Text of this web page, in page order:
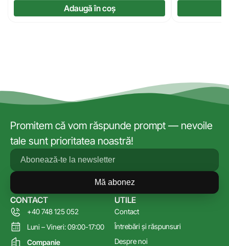
Adaugă în coș
Promitem că vom răspunde prompt — nevoile
tale sunt prioritatea noastră!
Mă abonez
UTILE
Contact
Întrebări și răspunsuri
Despre noi
CONTACT
+40 748 125 052
Luni – Vineri: 09:00-17:00
Companie